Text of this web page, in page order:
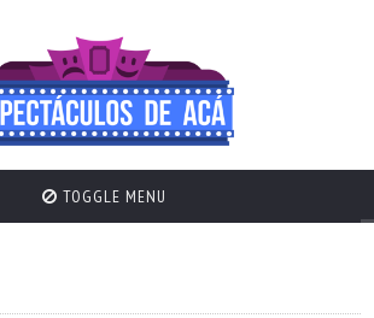
TOGGLE MENU